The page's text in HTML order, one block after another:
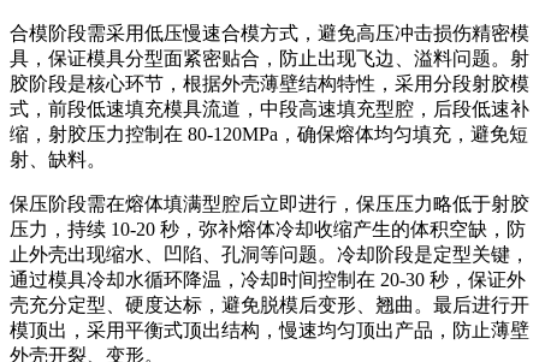
合模阶段需采用低压慢速合模方式，避免高压冲击损伤精密模
具，保证模具分型面紧密贴合，防止出现飞边、溢料问题。射
胶阶段是核心环节，根据外壳薄壁结构特性，采用分段射胶模
式，前段低速填充模具流道，中段高速填充型腔，后段低速补
缩，射胶压力控制在 80-120MPa，确保熔体均匀填充，避免短
射、缺料。
保压阶段需在熔体填满型腔后立即进行，保压压力略低于射胶
压力，持续 10-20 秒，弥补熔体冷却收缩产生的体积空缺，防
止外壳出现缩水、凹陷、孔洞等问题。冷却阶段是定型关键，
通过模具冷却水循环降温，冷却时间控制在 20-30 秒，保证外
壳充分定型、硬度达标，避免脱模后变形、翘曲。最后进行开
模顶出，采用平衡式顶出结构，慢速均匀顶出产品，防止薄壁
外壳开裂、变形。